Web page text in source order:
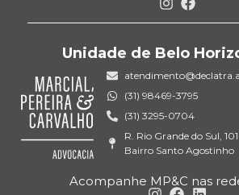
Unidade de Belo
(31) 98469-3795
(31) 3295-0704
R. Rio Grande do Sul,
Bairro Santo Agostinho
Acompanhe MP&C nas